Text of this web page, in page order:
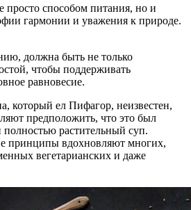
просто способом питания, но и
гармонии и уважения к природе.
должна быть не только
чтобы поддерживать
равновесие.
который ел Пифагор, неизвестен,
предположить, что это был
растительный суп.
принципы вдохновляют многих,
вегетарианских и даже